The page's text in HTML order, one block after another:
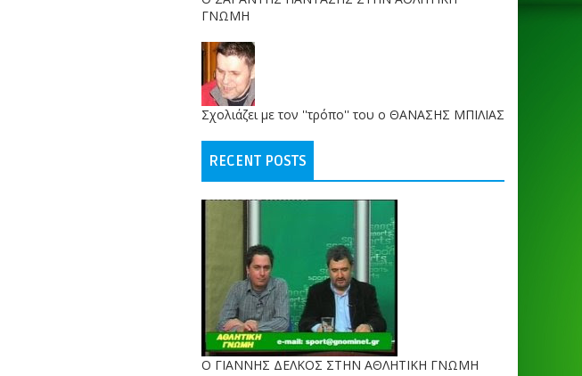
ΓΝΩΜΗ
Σχολιάζει με τον ''τρόπο'' του ο ΘΑΝΑΣΗΣ ΜΠΙΛΙΑΣ
RECENT POSTS
Ο ΓΙΑΝΝΗΣ ΔΕΛΚΟΣ ΣΤΗΝ ΑΘΛΗΤΙΚΗ ΓΝΩΜΗ